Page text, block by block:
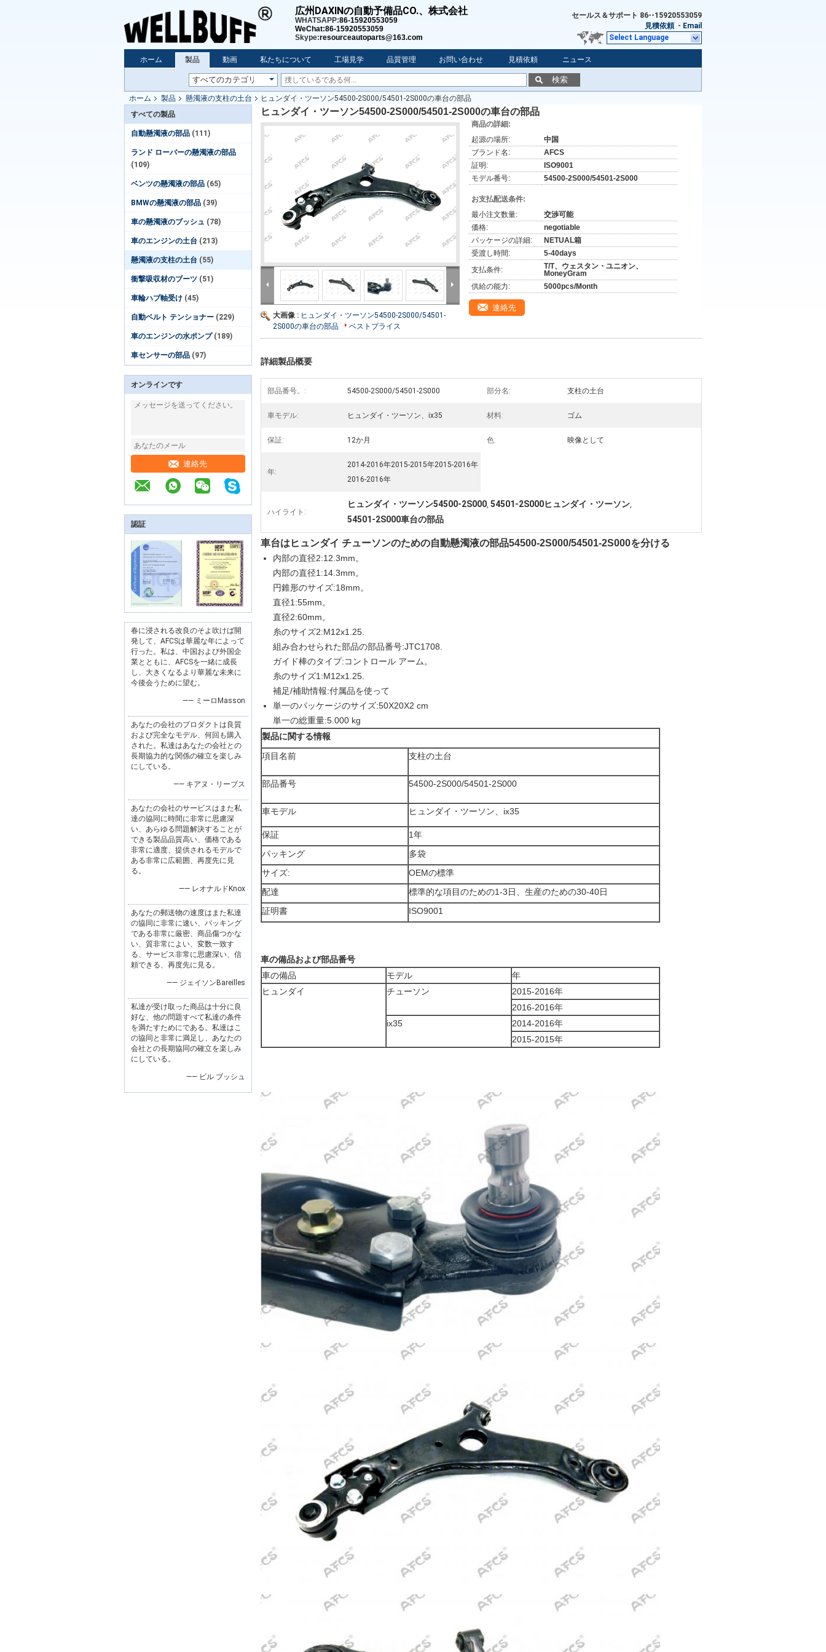
広州DAXINの自動予備品CO.、株式会社
WHATSAPP:86-15920553059
WeChat:86-15920553059
Skype:resourceautoparts@163.com
セールス＆サポート 86--15920553059
見積依頼 - Email
Select Language
ホーム 製品 動画 私たちについて 工場見学 品質管理 お問い合わせ 見積依頼 ニュース
検索
ホーム 製品 懸濁液の支柱の土台
ヒュンダイ・ツーソン54500-2S000/54501-2S000の車台の部品
すべての製品
自動懸濁液の部品 (111)
ランド ローバーの懸濁液の部品
(109)
ベンツの懸濁液の部品 (65)
BMWの懸濁液の部品 (39)
車の懸濁液のブッシュ (78)
車のエンジンの土台 (213)
懸濁液の支柱の土台 (55)
衝撃吸収材のブーツ (51)
車輪ハブ軸受け (45)
自動ベルト テンショナー (229)
車のエンジンの水ポンプ (189)
車センサーの部品 (97)
オンラインです
連絡先
認証
春に浸される改良のそよ吹けば開
発して、AFCSは華麗な年によって
行った。私は、中国および外国企
業とともに、AFCSを一緒に成長
し、大きくなるより華麗な未来に
今後会うために望む。
—— ミーロMasson
あなたの会社のプロダクトは良質
および完全なモデル、何回も購入
された。私達はあなたの会社との
長期協力的な関係の確立を楽しみ
にしている。
—— キアヌ・リーブス
あなたの会社のサービスはまた私
達の協同に時間に非常に思慮深
い、あらゆる問題解決することが
できる製品品質高い、価格である
非常に適度、提供されるモデルで
ある非常に広範囲、再度先に見
る。
—— レオナルドKnox
あなたの郵送物の速度はまた私達
の協同に非常に速い、パッキング
である非常に厳密、商品傷つかな
い、質非常によい、変数一致す
る、サービス非常に思慮深い、信
頼できる、再度先に見る。
—— ジェイソンBareilles
私達が受け取った商品は十分に良
好な、他の問題すべて私達の条件
を満たすためにである。私達はこ
の協同と非常に満足し、あなたの
会社との長期協同の確立を楽しみ
にしている。
—— ビル ブッシュ
ヒュンダイ・ツーソン54500-2S000/54501-2S000の車台の部品
大画像 : ヒュンダイ・ツーソン54500-2S000/54501-
2S000の車台の部品
ベストプライス
商品の詳細:
起源の場所:
中国
ブランド名:
AFCS
証明:
ISO9001
モデル番号:
54500-2S000/54501-2S000
お支払配送条件:
最小注文数量:
交渉可能
価格:
negotiable
パッケージの詳細:
NETUAL箱
受渡し時間:
5-40days
支払条件:
T/T、ウェスタン・ユニオン、
MoneyGram
供給の能力:
5000pcs/Month
連絡先
詳細製品概要
部品番号。: 54500-2S000/54501-2S000 部分名: 支柱の土台
車モデル: ヒュンダイ・ツーソン、ix35 材料: ゴム
保証: 12か月 色: 映像として
年:
2014-2016年2015-2015年2015-2016年
2016-2016年
ハイライト:
ヒュンダイ・ツーソン54500-2S000, 54501-2S000ヒュンダイ・ツーソン,
54501-2S000車台の部品
車台はヒュンダイ チューソンのための自動懸濁液の部品54500-2S000/54501-2S000を分ける
内部の直径2:12.3mm。
内部の直径1:14.3mm。
円錐形のサイズ:18mm。
直径1:55mm。
直径2:60mm。
糸のサイズ2:M12x1.25.
組み合わせられた部品の部品番号:JTC1708.
ガイド棒のタイプ:コントロール アーム。
糸のサイズ1:M12x1.25.
補足/補助情報:付属品を使って
単一のパッケージのサイズ:50X20X2 cm
単一の総重量:5.000 kg
製品に関する情報
項目名前
支柱の土台
部品番号 54500-2S000/54501-2S000
車モデル ヒュンダイ・ツーソン、ix35
保証
1年
パッキング
多袋
サイズ:
OEMの標準
配達
標準的な項目のための1-3日、生産のための30-40日
証明書
ISO9001
車の備品および部品番号
車の備品
モデル
年
ヒュンダイ
チューソン
2015-2016年
2016-2016年
ix35
2014-2016年
2015-2015年